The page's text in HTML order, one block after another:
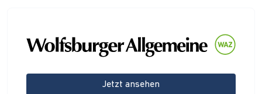
Jetzt ansehen